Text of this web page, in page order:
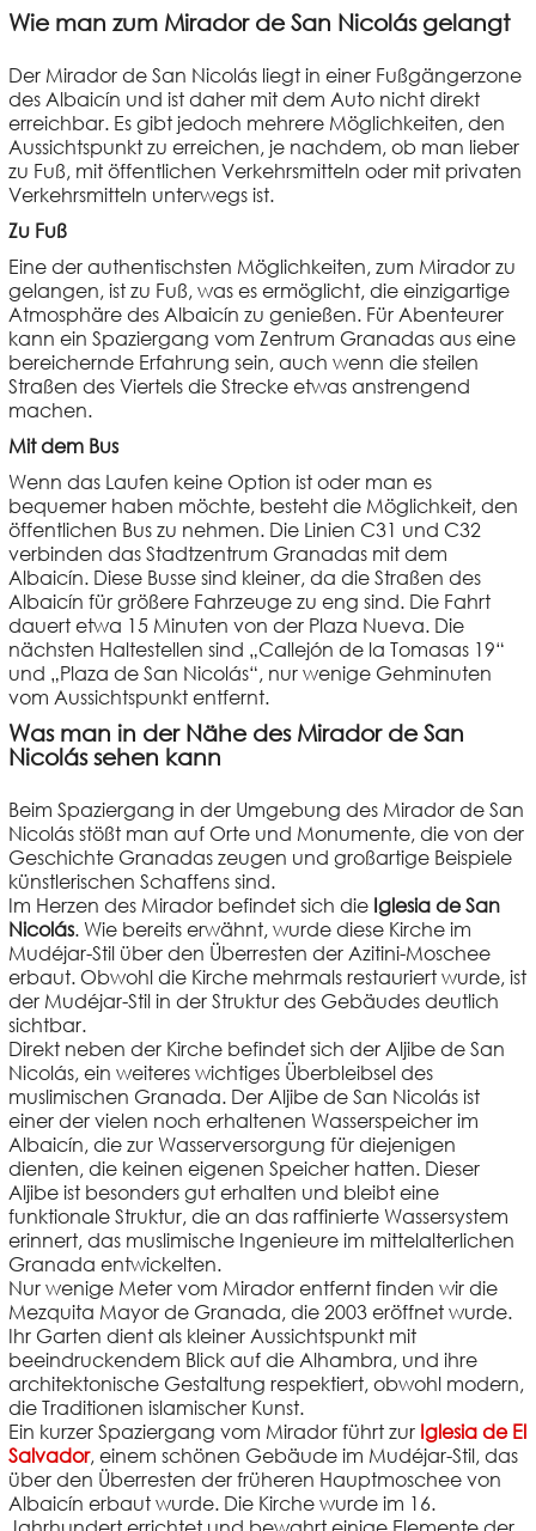
Wie man zum Mirador de San Nicolás gelangt
Der Mirador de San Nicolás liegt in einer Fußgängerzone
des Albaicín und ist daher mit dem Auto nicht direkt
erreichbar. Es gibt jedoch mehrere Möglichkeiten, den
Aussichtspunkt zu erreichen, je nachdem, ob man lieber
zu Fuß, mit öffentlichen Verkehrsmitteln oder mit privaten
Verkehrsmitteln unterwegs ist.
Zu Fuß
Eine der authentischsten Möglichkeiten, zum Mirador zu
gelangen, ist zu Fuß, was es ermöglicht, die einzigartige
Atmosphäre des Albaicín zu genießen. Für Abenteurer
kann ein Spaziergang vom Zentrum Granadas aus eine
bereichernde Erfahrung sein, auch wenn die steilen
Straßen des Viertels die Strecke etwas anstrengend
machen.
Mit dem Bus
Wenn das Laufen keine Option ist oder man es
bequemer haben möchte, besteht die Möglichkeit, den
öffentlichen Bus zu nehmen. Die Linien C31 und C32
verbinden das Stadtzentrum Granadas mit dem
Albaicín. Diese Busse sind kleiner, da die Straßen des
Albaicín für größere Fahrzeuge zu eng sind. Die Fahrt
dauert etwa 15 Minuten von der Plaza Nueva. Die
nächsten Haltestellen sind „Callejón de la Tomasas 19“
und „Plaza de San Nicolás“, nur wenige Gehminuten
vom Aussichtspunkt entfernt.
Was man in der Nähe des Mirador de San
Nicolás sehen kann
Beim Spaziergang in der Umgebung des Mirador de San
Nicolás stößt man auf Orte und Monumente, die von der
Geschichte Granadas zeugen und großartige Beispiele
künstlerischen Schaffens sind.
Im Herzen des Mirador befindet sich die Iglesia de San
Nicolás. Wie bereits erwähnt, wurde diese Kirche im
Mudéjar-Stil über den Überresten der Azitini-Moschee
erbaut. Obwohl die Kirche mehrmals restauriert wurde, ist
der Mudéjar-Stil in der Struktur des Gebäudes deutlich
sichtbar.
Direkt neben der Kirche befindet sich der Aljibe de San
Nicolás, ein weiteres wichtiges Überbleibsel des
muslimischen Granada. Der Aljibe de San Nicolás ist
einer der vielen noch erhaltenen Wasserspeicher im
Albaicín, die zur Wasserversorgung für diejenigen
dienten, die keinen eigenen Speicher hatten. Dieser
Aljibe ist besonders gut erhalten und bleibt eine
funktionale Struktur, die an das raffinierte Wassersystem
erinnert, das muslimische Ingenieure im mittelalterlichen
Granada entwickelten.
Nur wenige Meter vom Mirador entfernt finden wir die
Mezquita Mayor de Granada, die 2003 eröffnet wurde.
Ihr Garten dient als kleiner Aussichtspunkt mit
beeindruckendem Blick auf die Alhambra, und ihre
architektonische Gestaltung respektiert, obwohl modern,
die Traditionen islamischer Kunst.
Ein kurzer Spaziergang vom Mirador führt zur Iglesia de El
Salvador, einem schönen Gebäude im Mudéjar-Stil, das
über den Überresten der früheren Hauptmoschee von
Albaicín erbaut wurde. Die Kirche wurde im 16.